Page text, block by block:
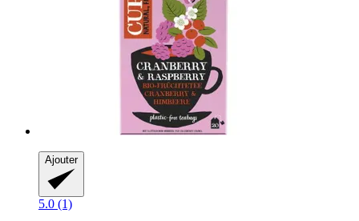
Ajouter
5.0 (1)